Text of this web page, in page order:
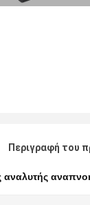
Περιγραφή του